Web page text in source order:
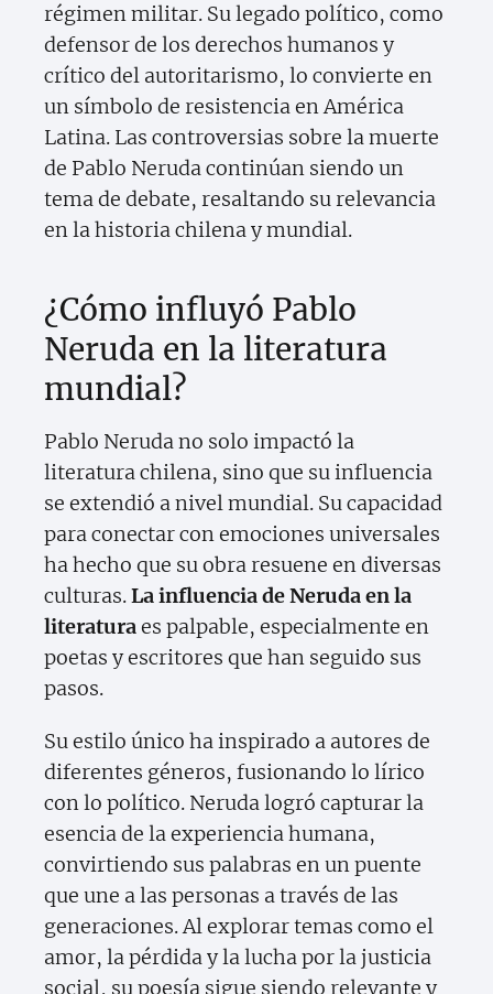
régimen militar. Su legado político, como
defensor de los derechos humanos y
crítico del autoritarismo, lo convierte en
un símbolo de resistencia en América
Latina. Las controversias sobre la muerte
de Pablo Neruda continúan siendo un
tema de debate, resaltando su relevancia
en la historia chilena y mundial.
¿Cómo influyó Pablo
Neruda en la literatura
mundial?
Pablo Neruda no solo impactó la
literatura chilena, sino que su influencia
se extendió a nivel mundial. Su capacidad
para conectar con emociones universales
ha hecho que su obra resuene en diversas
culturas.La influencia de Neruda en la
literaturaes palpable, especialmente en
poetas y escritores que han seguido sus
pasos.
Su estilo único ha inspirado a autores de
diferentes géneros, fusionando lo lírico
con lo político. Neruda logró capturar la
esencia de la experiencia humana,
convirtiendo sus palabras en un puente
que une a las personas a través de las
generaciones. Al explorar temas como el
amor, la pérdida y la lucha por la justicia
social, su poesía sigue siendo relevante y